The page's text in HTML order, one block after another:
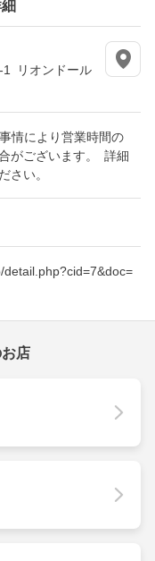
1 リオンドール
情により営業時間の
がございます。 詳細
さい。
店